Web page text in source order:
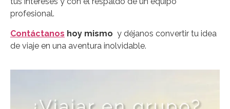
profesional.
Contáctanos hoy mismo y déjanos convertir tu idea
de viaje en una aventura inolvidable.